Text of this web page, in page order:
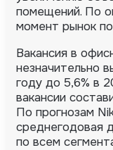
помещений. По
момент рынок
Вакансия в
незначительно
году до 5,6% в
вакансии
По прогнозам
среднегодовая
по всем